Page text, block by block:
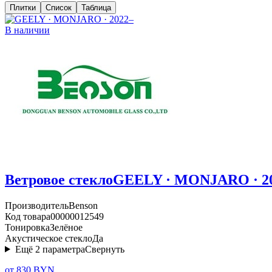
Плитки Список Таблица
В наличии
Ветровое стеклоGEELY · MONJARO ·
ПроизводительBenson
Код товара00000012549
ТонировкаЗелёное
Акустическое стеклоДа
Ещё 2 параметраСвернуть
от 830 BYN